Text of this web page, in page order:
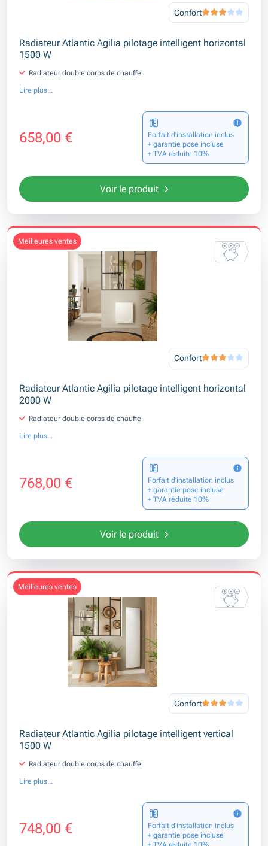
Confort
Radiateur Atlantic Agilia pilotage intelligent horizontal
1500 W
Radiateur double corps de chauffe
Lire plus...
658,00 €
Forfait d’installation inclus
+ garantie pose incluse
+ TVA réduite 10%
Voir le produit
meilleures ventes
Confort
Radiateur Atlantic Agilia pilotage intelligent horizontal
2000 W
Radiateur double corps de chauffe
Lire plus...
768,00 €
Forfait d’installation inclus
+ garantie pose incluse
+ TVA réduite 10%
Voir le produit
meilleures ventes
Confort
Radiateur Atlantic Agilia pilotage intelligent vertical
1500 W
Radiateur double corps de chauffe
Lire plus...
748,00 €
Forfait d’installation inclus
+ garantie pose incluse